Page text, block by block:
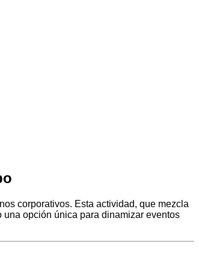
corporativos. Esta actividad, que mezcla
opción única para dinamizar eventos